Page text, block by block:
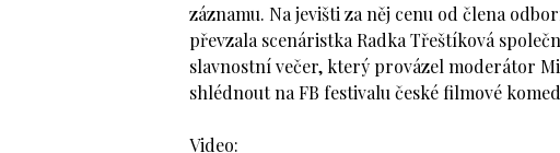
záznamu. Na jevišti za něj cenu od člena
převzala scenáristka Radka Třeštíková
slavnostní večer, který provázel moderátor
shlédnout na FB festivalu české filmové
Video: